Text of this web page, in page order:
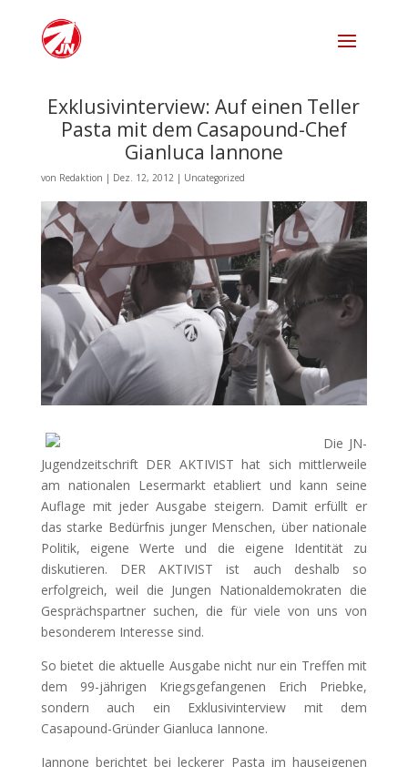
Exklusivinterview: Auf einen Teller
Pasta mit dem Casapound-Chef
Gianluca Iannone
von Redaktion | Dez. 12, 2012| Uncategorized
Die JN-
Jugendzeitschrift DER AKTIVIST hat sich mittlerweile
am nationalen Lesermarkt etabliert und kann seine
Auflage mit jeder Ausgabe steigern. Damit erfüllt er
das starke Bedürfnis junger Menschen, über nationale
Politik, eigene Werte und die eigene Identität zu
diskutieren. DER AKTIVIST ist auch deshalb so
erfolgreich, weil die Jungen Nationaldemokraten die
Gesprächspartner suchen, die für viele von uns von
besonderem Interesse sind.
So bietet die aktuelle Ausgabe nicht nur ein Treffen mit
dem 99-jährigen Kriegsgefangenen Erich Priebke,
sondern auch ein Exklusivinterview mit dem
Casapound-Gründer Gianluca Iannone.
Iannone berichtet bei leckerer Pasta im hauseigenen